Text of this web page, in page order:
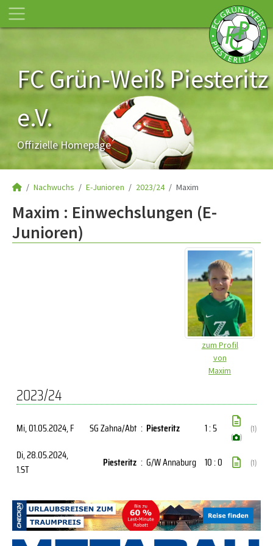
FC Grün-Weiß Piesteritz
e.V.
Offizielle Homepage
Nachwuchs E-Junioren 2023/24 Maxim
Maxim : Einwechslungen (E-
Junioren)
zum Profil
von
Maxim
2023/24
Mi, 01.05.2024, F SG Zahna/Abt : Piesteritz 1 : 5
( )
(1)
Di, 28.05.2024,
1.ST
Piesteritz : G/W Annaburg 10 : 0 (1)